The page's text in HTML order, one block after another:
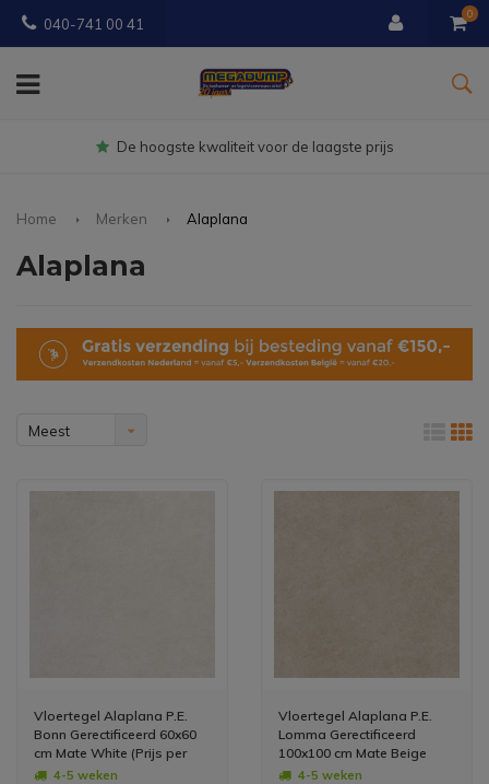
040-741 00 41
0
Gratisbezorgd vanaf € 150
Home Merken Alaplana
Alaplana
Meest
Vloertegel Alaplana P.E.
Bonn Gerectificeerd 60x60
cm Mate White (Prijs per
M2)4-5 weken
Vloertegel Alaplana P.E.
Lomma Gerectificeerd
100x100 cm Mate Beige
(Prijs per M2)
4-5 weken